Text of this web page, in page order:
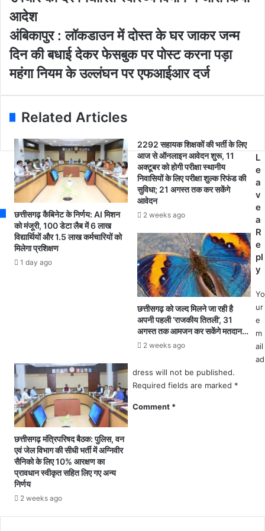
m
a
l
a
d
s
द
ब
घे
ल
स्वा
स्थ्य
यो
ज
ष्मा
यो
ज
ना
के
लि
को
रो
ना
चा
की
नि
आदेश
अं
का
पु
:
दो
स्त
के
जा
क
फे
स
क
क
अंबिकापुर : लॉकडाउन में दोस्त के घर जाकर जन्म
दिन की बधाई देकर फेसबुक पर पोस्ट करना पड़ा
महंगा नियम के उल्लंघन पर एफआईआर दर्ज
Related Articles
छत्तीसगढ़ कैबिनेट के निर्णय: AI मिशन
को मंजूरी, 100 डेटा लैब में 6 लाख
विद्यार्थियों और 1.5 लाख कर्मचारियों को
मिलेगा प्रशिक्षण
1 day ago
2292 सहायक शिक्षकों की भर्ती के लिए
आज से ऑनलाइन आवेदन शुरू, 11
अक्टूबर को होगी परीक्षा स्थानीय
निवासियों के लिए परीक्षा शुल्क रिफंड की
सुविधा; 21 अगस्त तक कर सकेंगे
आवेदन
2 weeks ago
छत्तीसगढ़ को जल्द मिलने जा रही है
अपनी पहली ‘राजकीय तितली’, 31
अगस्त तक आमजन कर सकेंगे मतदान…
2 weeks ago
छत्तीसगढ़ मंत्रिपरिषद बैठक: पुलिस, वन
एवं जेल विभाग की सीधी भर्ती में अग्निवीर
सैनिको के लिए 10% आरक्षण का
प्रावधान स्वीकृत सहित लिए गए अन्य
निर्णय
2 weeks ago
L
e
a
v
e
a
R
e
pl
y
Yo
ur
e
m
ail
ad
dress will not be published.
Required fields are marked *
Comment *